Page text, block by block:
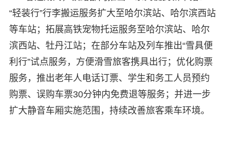
“轻装行”行李搬运服务扩大至哈尔滨站、哈尔滨西站
等车站；拓展高铁宠物托运服务至哈尔滨站、哈尔
滨西站、牡丹江站；在部分车站及列车推出“雪具便
利行”试点服务，方便滑雪旅客携具出行；优化购票
服务，推出老年人电话订票、学生和务工人员预约
购票、误购车票30分钟内免费退等服务；并进一步
扩大静音车厢实施范围，持续改善旅客乘车环境。